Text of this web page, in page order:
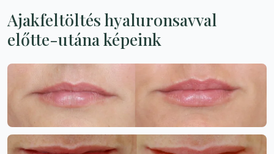
Ajakfeltöltés hyaluronsavval
előtte-utána képeink